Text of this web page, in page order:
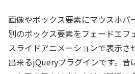
画像やボックス要素にマウスホバ
別のボックス要素をフェードエフ
スライドアニメーションで表示さ
出来るjQueryプラグインです。昔